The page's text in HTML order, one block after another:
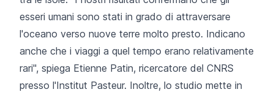
esseri umani sono stati in grado di attraversare
l'oceano verso nuove terre molto presto. Indicano
anche che i viaggi a quel tempo erano relativamente
rari", spiega Etienne Patin, ricercatore del CNRS
presso l'Institut Pasteur. Inoltre, lo studio mette in